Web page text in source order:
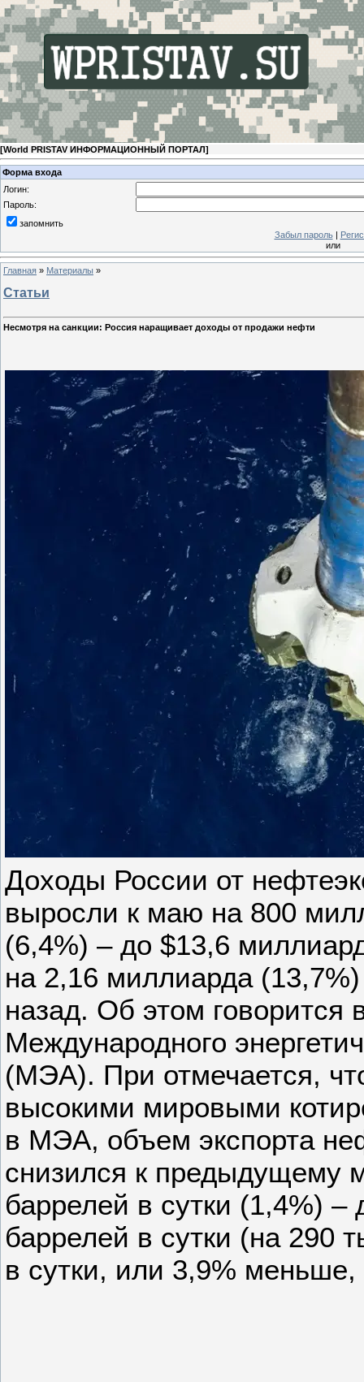
[World PRISTAV ИНФОРМАЦИОННЫЙ ПОРТАЛ]
Форма входа
Логин:
Пароль:
запомнить
Забыл пароль|
или
Главная » Материалы »
Статьи
Несмотря на санкции: Россия наращивает доходы от продажи нефти
Доходы России от
выросли к маю на 800
(6,4%) – до $13,6
на 2,16 миллиарда
назад. Об этом говорится
Международного
(МЭА). При отмечается,
высокими мировыми
в МЭА, объем экспорта
снизился к предыдущему
баррелей в сутки (1,4%)
баррелей в сутки (на 290
в сутки, или 3,9% меньше,